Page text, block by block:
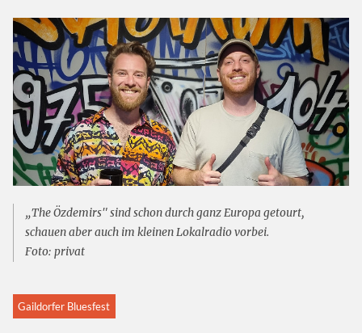
„The Özdemirs" sind schon durch ganz Europa getourt,
schauen aber auch im kleinen Lokalradio vorbei.
Foto: privat
Gaildorfer Bluesfest